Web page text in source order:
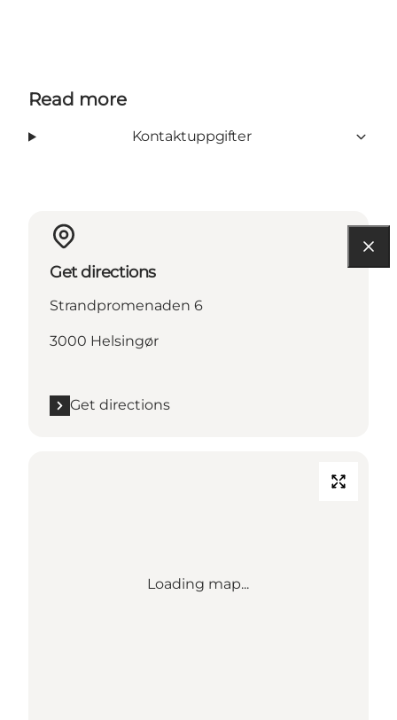
Read more
Kontaktuppgifter
Get directions
Strandpromenaden 6
3000 Helsingør
Get directions
Loading map...